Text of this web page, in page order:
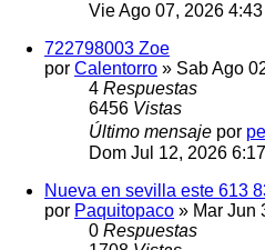
Vie Ago 07, 2026
722798003 Zoe
por Calentorro » Sab Ago
4 Respuestas
6456 Vistas
Último mensaje por
Dom Jul 12, 2026
Nueva en sevilla este 613
por Paquitopaco » Mar Jun
0 Respuestas